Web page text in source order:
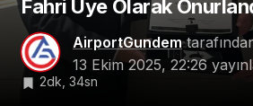
Fahri Üye Olarak
AirportGundem
13 Ekim 2025, 22:26
2dk, 34sn